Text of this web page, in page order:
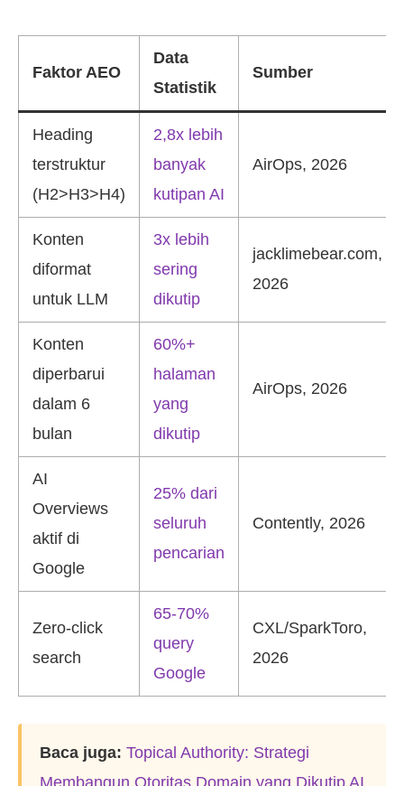
Faktor AEO
Data
Statistik
Sumber
Heading
terstruktur
(H2>H3>H4)
2,8x lebih
banyak
kutipan AI
AirOps, 2026
Konten
diformat
untuk LLM
3x lebih
sering
dikutip
jacklimebear.com,
2026
Konten
diperbarui
dalam 6
bulan
60%+
halaman
yang
dikutip
AirOps, 2026
AI
Overviews
aktif di
Google
25% dari
seluruh
pencarian
Contently, 2026
Zero-click
search
65-70%
query
Google
CXL/SparkToro,
2026
Baca juga: Topical Authority: Strategi